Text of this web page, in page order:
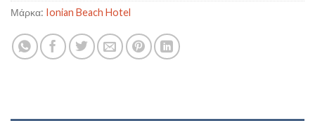
Μάρκα: Ionian Beach Hotel